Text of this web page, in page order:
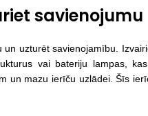
savienojumu
uzturēt savienojamību.
vai bateriju lampas,
un mazu ierīču uzlādei. Šīs